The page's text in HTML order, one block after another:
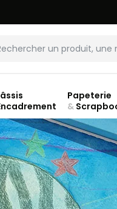
Papeterie
&